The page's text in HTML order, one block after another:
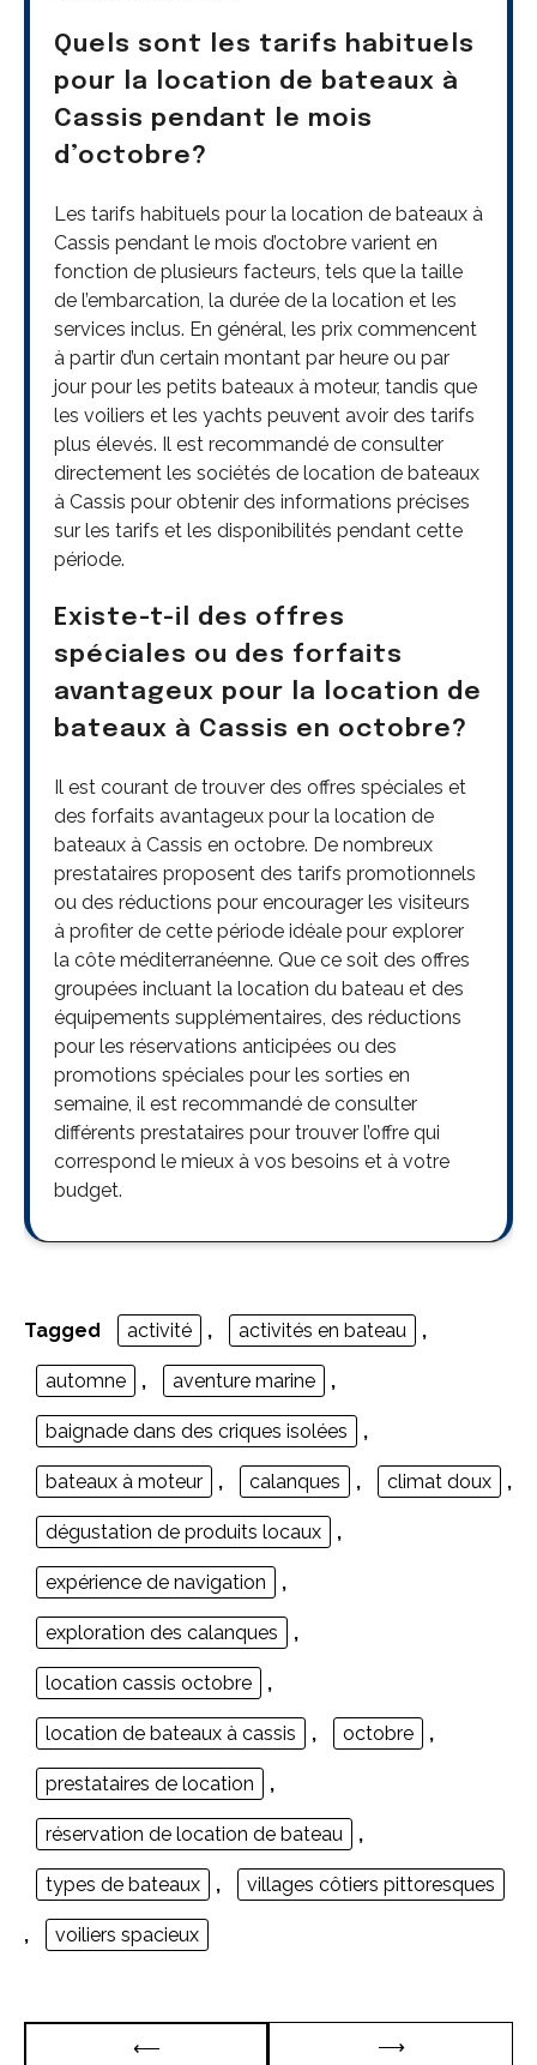
Quels sont les tarifs habituels
pour la location de bateaux à
Cassis pendant le mois
d’octobre?
Les tarifs habituels pour la location de bateaux à
Cassis pendant le mois d’octobre varient en
fonction de plusieurs facteurs, tels que la taille
de l’embarcation, la durée de la location et les
services inclus. En général, les prix commencent
à partir d’un certain montant par heure ou par
jour pour les petits bateaux à moteur, tandis que
les voiliers et les yachts peuvent avoir des tarifs
plus élevés. Il est recommandé de consulter
directement les sociétés de location de bateaux
à Cassis pour obtenir des informations précises
sur les tarifs et les disponibilités pendant cette
période.
Existe-t-il des offres
spéciales ou des forfaits
avantageux pour la location de
bateaux à Cassis en octobre?
Il est courant de trouver des offres spéciales et
des forfaits avantageux pour la location de
bateaux à Cassis en octobre. De nombreux
prestataires proposent des tarifs promotionnels
ou des réductions pour encourager les visiteurs
à profiter de cette période idéale pour explorer
la côte méditerranéenne. Que ce soit des offres
groupées incluant la location du bateau et des
équipements supplémentaires, des réductions
pour les réservations anticipées ou des
promotions spéciales pour les sorties en
semaine, il est recommandé de consulter
différents prestataires pour trouver l’offre qui
correspond le mieux à vos besoins et à votre
budget.
Tagged activité , activités en bateau ,
automne , aventure marine ,
baignade dans des criques isolées ,
bateaux à moteur , calanques , climat doux ,
dégustation de produits locaux ,
expérience de navigation ,
exploration des calanques ,
location cassis octobre ,
location de bateaux à cassis , octobre ,
prestataires de location ,
réservation de location de bateau ,
types de bateaux , villages côtiers pittoresques
, voiliers spacieux
Navigation
⟵
⟶